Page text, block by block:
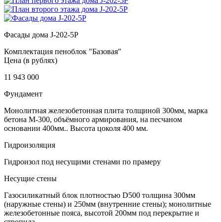
Фасады дома J-202-5P
Комплектация пеноблок "Базовая"
Цена (в рублях)
11 943 000
Фундамент
Монолитная железобетонная плита толщиной 300мм, марка
бетона М-300, объёмного армирования, на песчаном
основании 400мм.. Высота цоколя 400 мм.
Гидроизоляция
Гидроизол под несущими стенами по прамеру
Несущие стены
Газосиликатный блок плотностью D500 толщина 300мм
(наружные стены) и 250мм (внутренние стены); монолитные
железобетонные пояса, высотой 200мм под перекрытие и